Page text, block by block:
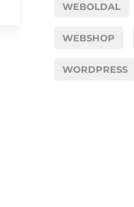
WEBOLDAL
WEBSHOP
WORDPRESS